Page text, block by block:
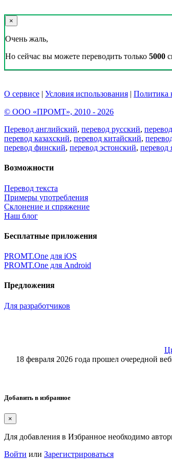
×
Очень жаль,
Но сейчас вы можете переводить только 5000
О сервисе | Условия использования | Политика
© ООО «ПРОМТ», 2010 - 2026
Перевод английский, перевод русский,
перевод казахский, перевод китайский,
перевод финский, перевод эстонский, перевод
Возможности
Перевод текста
Примеры употребления
Склонение и спряжение
Наш блог
Бесплатные приложения
PROMT.One для iOS
PROMT.One для Android
Предложения
Для разработчиков
18 февраля 2026 года прошел очередной
Добавить в избранное
×
Для добавления в Избранное необходимо
Войти или Зарегистрироваться